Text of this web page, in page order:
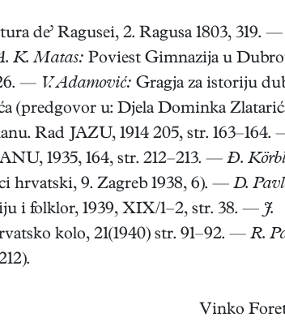
de’ Ragusei, 2. Ragusa 1803, 319. —
K. Matas: Poviest Gimnazija u
— V. Adamović: Gragja za istoriju
(predgovor u: Djela Dominka
Rad JAZU, 1914 205, str. 163–164.
1935, 164, str. 212–213. — Đ.
hrvatski, 9. Zagreb 1938, 6). — D.
i folklor, 1939, XIX/1–2, str. 38. —J.
kolo, 21(1940) str. 91–92. — R.
Vinko